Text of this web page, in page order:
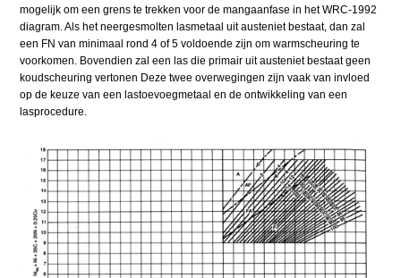
mogelijk om een grens te trekken voor de mangaanfase in het WRC-1992
diagram. Als het neergesmolten lasmetaal uit austeniet bestaat, dan zal
een FN van minimaal rond 4 of 5 voldoende zijn om warmscheuring te
voorkomen. Bovendien zal een las die primair uit austeniet bestaat geen
koudscheuring vertonen Deze twee overwegingen zijn vaak van invloed
op de keuze van een lastoevoegmetaal en de ontwikkeling van een
lasprocedure.